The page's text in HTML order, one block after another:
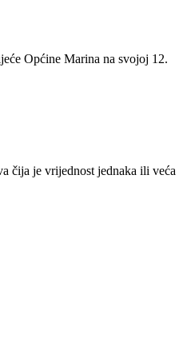
Općine Marina na svojoj 12.
čija je vrijednost jednaka ili veća